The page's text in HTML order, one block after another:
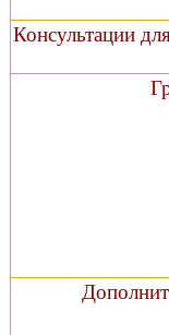
Консультации